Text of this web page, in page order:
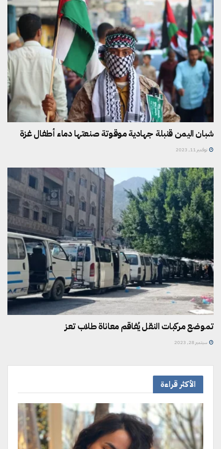
شبان اليمن قنبلة جهادية موقوتة صنعتها دماء أطفال غزة
نوفمبر 11, 2023
تموضع مركبات النقل يُفاقم معاناة طلاب تعز
سبتمبر 28, 2023
الأكثر قراءة